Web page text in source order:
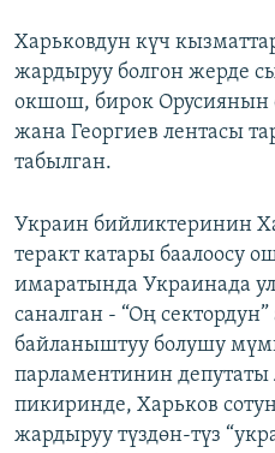
Харьковдун күч
жардыруу болгон жерде
окшош, бирок Орусиянын
жана Георгиев лентасы
табылган.
Украин бийликтеринин
теракт катары баалоосу
имаратында Украинада
саналган - “Оң
байланыштуу болушу
парламентинин депутаты
пикиринде, Харьков
жардыруу түздөн-түз